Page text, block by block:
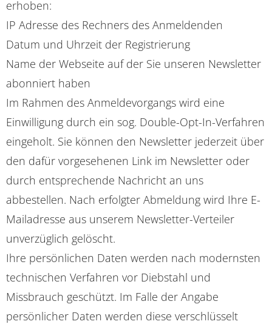
erhoben:
IP Adresse des Rechners des Anmeldenden
Datum und Uhrzeit der Registrierung
Name der Webseite auf der Sie unseren Newsletter
abonniert haben
Im Rahmen des Anmeldevorgangs wird eine
Einwilligung durch ein sog. Double-Opt-In-Verfahren
eingeholt. Sie können den Newsletter jederzeit über
den dafür vorgesehenen Link im Newsletter oder
durch entsprechende Nachricht an uns
abbestellen. Nach erfolgter Abmeldung wird Ihre E-
Mailadresse aus unserem Newsletter-Verteiler
unverzüglich gelöscht.
Ihre persönlichen Daten werden nach modernsten
technischen Verfahren vor Diebstahl und
Missbrauch geschützt. Im Falle der Angabe
persönlicher Daten werden diese verschlüsselt